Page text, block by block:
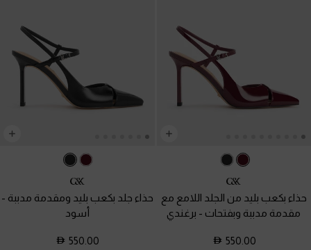
حذاء بكعب بليد من الجلد اللامع مع
مقدمة مدببة وبفتحات - برغندي
550.00
حذاء جلد بكعب بليد ومقدمة مدببة -
أسود
550.00